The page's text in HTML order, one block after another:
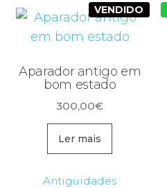
VENDIDO
Aparador antigo em
bom estado
300,00€
Ler mais
Antiguidades